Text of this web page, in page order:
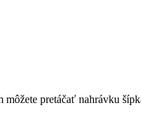
pretáčať nahrávku